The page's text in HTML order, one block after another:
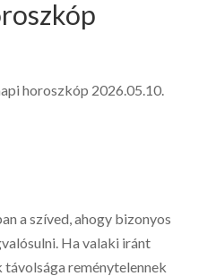
horoszkóp 2026.05.10.
a szíved, ahogy bizonyos
Ha valaki iránt
reménytelennek